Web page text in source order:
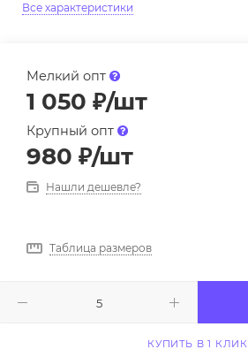
Все характеристики
Мелкий опт
1 050 ₽/шт
Крупный опт
980 ₽/шт
Нашли дешевле?
Таблица размеров
КУПИТЬ В 1 КЛИК